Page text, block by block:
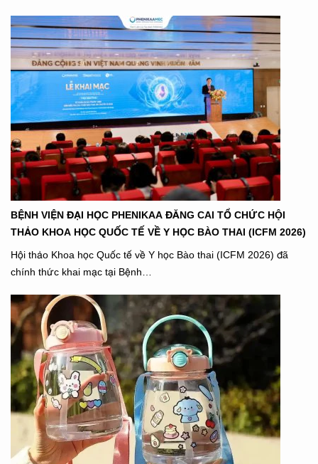
BỆNH VIỆN ĐẠI HỌC PHENIKAA ĐĂNG CAI TỔ CHỨC HỘI
THẢO KHOA HỌC QUỐC TẾ VỀ Y HỌC BÀO THAI (ICFM 2026)
Hội thảo Khoa học Quốc tế về Y học Bào thai (ICFM 2026) đã
chính thức khai mạc tại Bệnh…